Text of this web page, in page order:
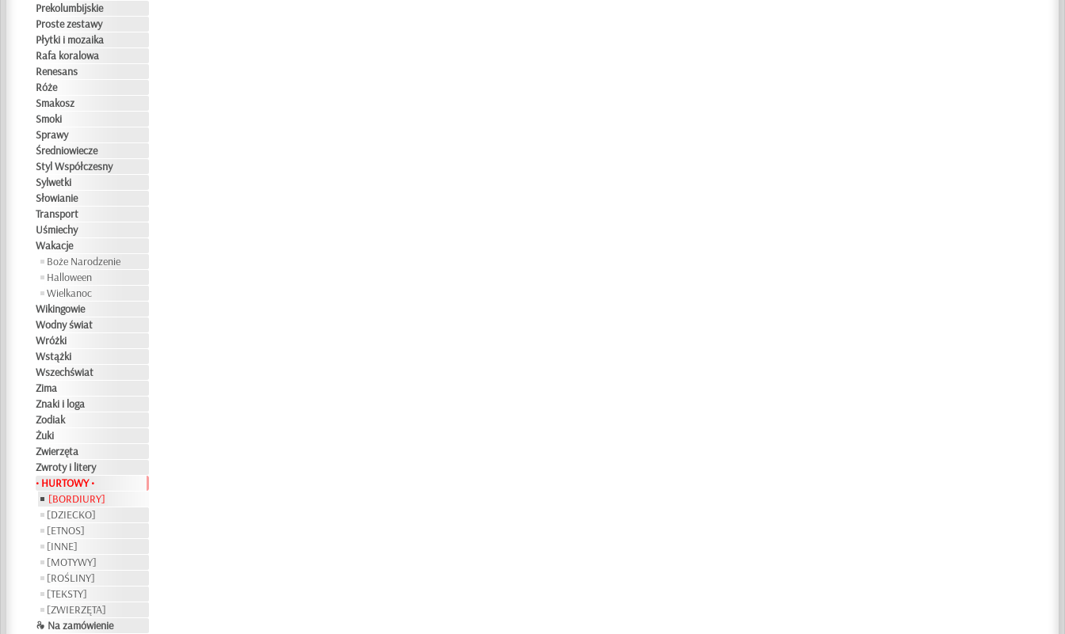
Prekolumbijskie
Proste zestawy
Płytki i mozaika
Rafa koralowa
Renesans
Róże
Smakosz
Smoki
Sprawy
Średniowiecze
Styl Współczesny
Sylwetki
Słowianie
Transport
Uśmiechy
Wakacje
Boże Narodzenie
Halloween
Wielkanoc
Wikingowie
Wodny świat
Wróżki
Wstążki
Wszechświat
Zima
Znaki i loga
Zodiak
Żuki
Zwierzęta
Zwroty i litery
• HURTOWY •
[BORDIURY]
[DZIECKO]
[ETNOS]
[INNE]
[MOTYWY]
[ROŚLINY]
[TEKSTY]
[ZWIERZĘTA]
❧ Na zamówienie